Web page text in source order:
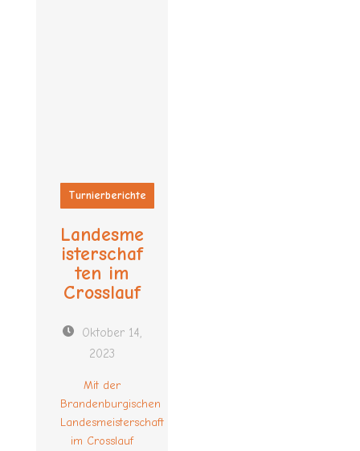
Turnierberichte
Landesme
isterschaf
ten im
Crosslauf
Oktober 14,
2023
Mit der
Brandenburgischen
Landesmeisterschaft
im Crosslauf